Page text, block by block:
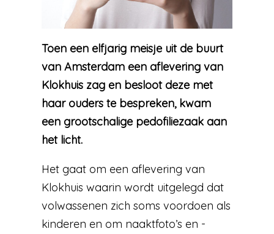
Toen een elfjarig meisje uit de buurt
van Amsterdam een aflevering van
Klokhuis zag en besloot deze met
haar ouders te bespreken, kwam
een grootschalige pedofiliezaak aan
het licht.
Het gaat om een aflevering van
Klokhuis waarin wordt uitgelegd dat
volwassenen zich soms voordoen als
kinderen en om naaktfoto’s en -